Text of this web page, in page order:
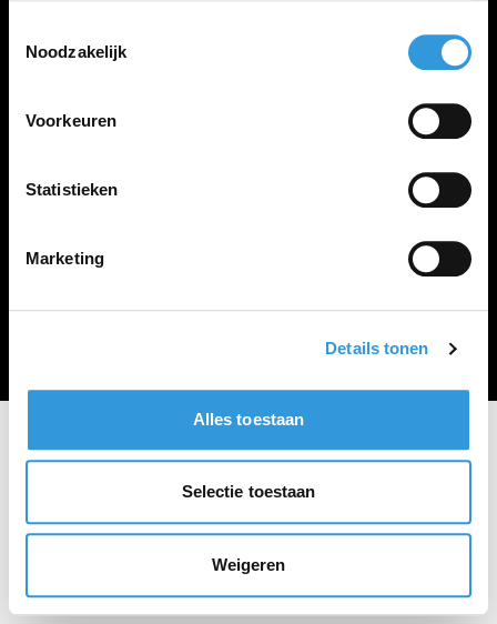
Noodzakelijk
Voorkeuren
Statistieken
Marketing
Details tonen
Alles toestaan
Selectie toestaan
Weigeren